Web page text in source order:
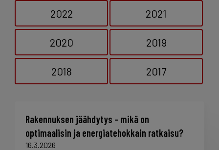
2022 2021
2020 2019
2018 2017
Rakennuksen jäähdytys – mikä on
optimaalisin ja energiatehokkain ratkaisu?
16.3.2026